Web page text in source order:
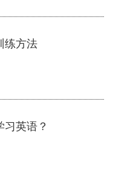
练方法
英语？